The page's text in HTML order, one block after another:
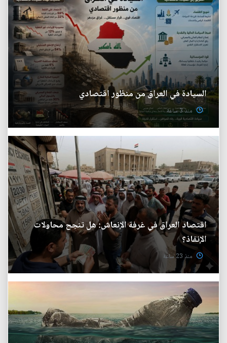
السيادة في العراق من منظور اقتصادي
منذ 3 ساعة
اقتصاد العراق في غرفة الإنعاش: هل تنجح محاولات
الإنقاذ؟
منذ 23 ساعة